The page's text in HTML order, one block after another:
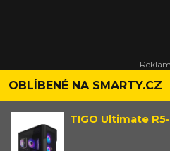
OBLÍBENÉ NA SMARTY.CZ
TIGO Ultimate